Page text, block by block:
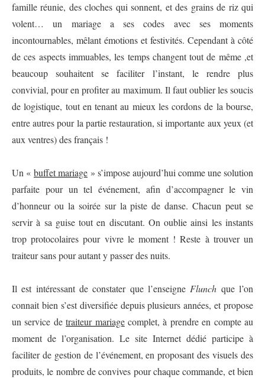
famille réunie, des cloches qui sonnent, et des grains de riz qui
volent… un mariage a ses codes avec ses moments
incontournables, mêlant émotions et festivités. Cependant à côté
de ces aspects immuables, les temps changent tout de même ,et
beaucoup souhaitent se faciliter l’instant, le rendre plus
convivial, pour en profiter au maximum. Il faut oublier les soucis
de logistique, tout en tenant au mieux les cordons de la bourse,
entre autres pour la partie restauration, si importante aux yeux (et
aux ventres) des français !
Un « buffet mariage » s’impose aujourd’hui comme une solution
parfaite pour un tel événement, afin d’accompagner le vin
d’honneur ou la soirée sur la piste de danse. Chacun peut se
servir à sa guise tout en discutant. On oublie ainsi les instants
trop protocolaires pour vivre le moment ! Reste à trouver un
traiteur sans pour autant y passer des nuits.
Il est intéressant de constater que l’enseigne Flunch que l’on
connait bien s’est diversifiée depuis plusieurs années, et propose
un service detraiteur mariagecomplet, à prendre en compte au
moment de l’organisation. Le site Internet dédié participe à
faciliter de gestion de l’événement, en proposant des visuels des
produits, le nombre de convives pour chaque commande, et bien